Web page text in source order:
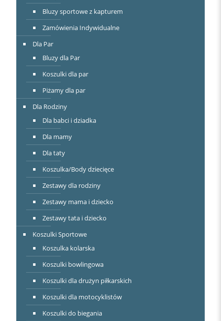
Bluzy sportowe z kapturem
Zamówienia Indywidualne
Dla Par
Bluzy dla Par
Koszulki dla par
Piżamy dla par
Dla Rodziny
Dla babci i dziadka
Dla mamy
Dla taty
Koszulka/Body dziecięce
Zestawy dla rodziny
Zestawy mama i dziecko
Zestawy tata i dziecko
Koszulki Sportowe
Koszulka kolarska
Koszulki bowlingowa
Koszulki dla drużyn piłkarskich
Koszulki dla motocyklistów
Koszulki do biegania